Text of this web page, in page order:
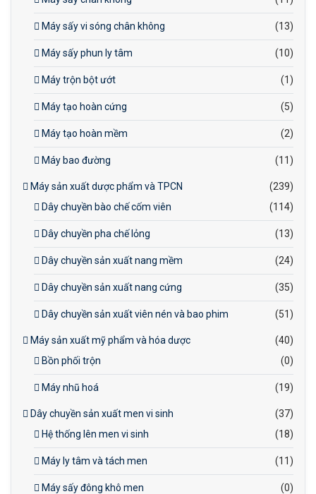
Máy sấy vi sóng chân không (13)
Máy sấy phun ly tâm (10)
Máy trộn bột ướt (1)
Máy tạo hoàn cứng (5)
Máy tạo hoàn mềm (2)
Máy bao đường (11)
Máy sản xuất dược phẩm và TPCN
(239)
Dây chuyền bào chế cốm viên
(114)
Dây chuyền pha chế lỏng (13)
Dây chuyền sản xuất nang mềm (24)
Dây chuyền sản xuất nang cứng (35)
Dây chuyền sản xuất viên nén và bao phim (51)
Máy sản xuất mỹ phẩm và hóa dược
(40)
Bồn phối trộn
(0)
Máy nhũ hoá (19)
Dây chuyền sản xuất men vi sinh
(37)
Hệ thống lên men vi sinh
(18)
Máy ly tâm và tách men (11)
Máy sấy đông khô men (0)